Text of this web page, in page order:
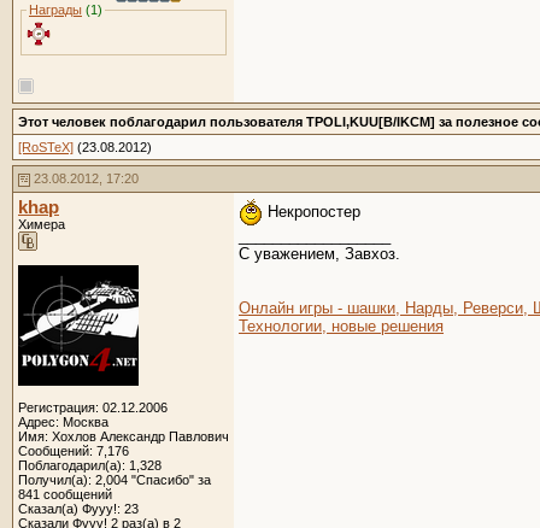
Награды (1)
Этот человек поблагодарил пользователя TPOLI,KUU[B/IKCM] за полезное
[RoSTeX] (23.08.2012)
23.08.2012, 17:20
khap
Химера
Регистрация: 02.12.2006
Адрес: Москва
Имя: Хохлов Александр Павлович
Сообщений: 7,176
Поблагодарил(а): 1,328
Получил(а): 2,004 "Спасибо" за
841 сообщений
Сказал(а) Фууу!: 23
Сказали Фууу! 2 раз(а) в 2
Некропостер
C уважением, Завхоз.
Онлайн игры - шашки, Нарды, Реверси,
Технологии, новые решения